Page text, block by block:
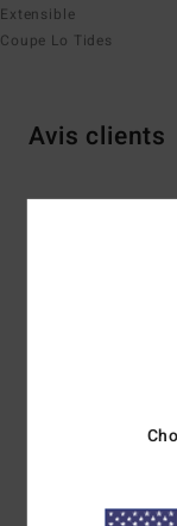
Extensible
Coupe Lo Tides
Avis clients
Confort